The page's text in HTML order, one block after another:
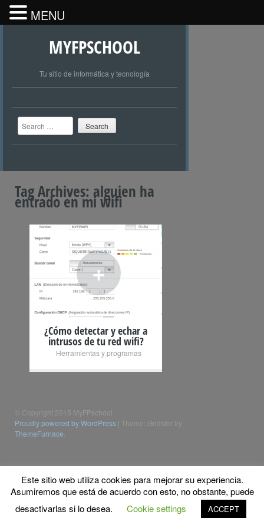
MYFPSCHOOL
Tu sitio de informática y tecnología
Search
Tag Archives: alguien ha
entrado en mi wifi
+
¿Cómo detectar y echar a
intrusos de tu red wifi?
Herramientas y programas
© Copyright 2015 MyFPschool
Proudly powered by WordPress Theme: Gridster by
ThemeFurnace
Este sitio web utiliza cookies para mejorar su experiencia.
Asumiremos que está de acuerdo con esto, no obstante, puede
desactivarlas si lo desea.
Cookie settings ACCEPT
MENU